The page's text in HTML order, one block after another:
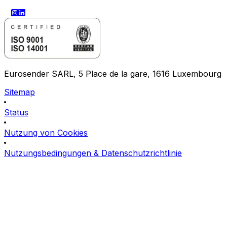
Eurosender SARL, 5 Place de la gare, 1616 Luxembourg
Sitemap
Status
Nutzung von Cookies
Nutzungsbedingungen & Datenschutzrichtlinie